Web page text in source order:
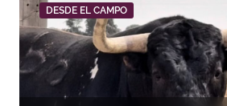
DESDE EL CAMPO